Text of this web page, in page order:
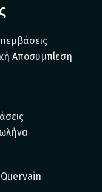
Αποσυμπίεση
Quervain